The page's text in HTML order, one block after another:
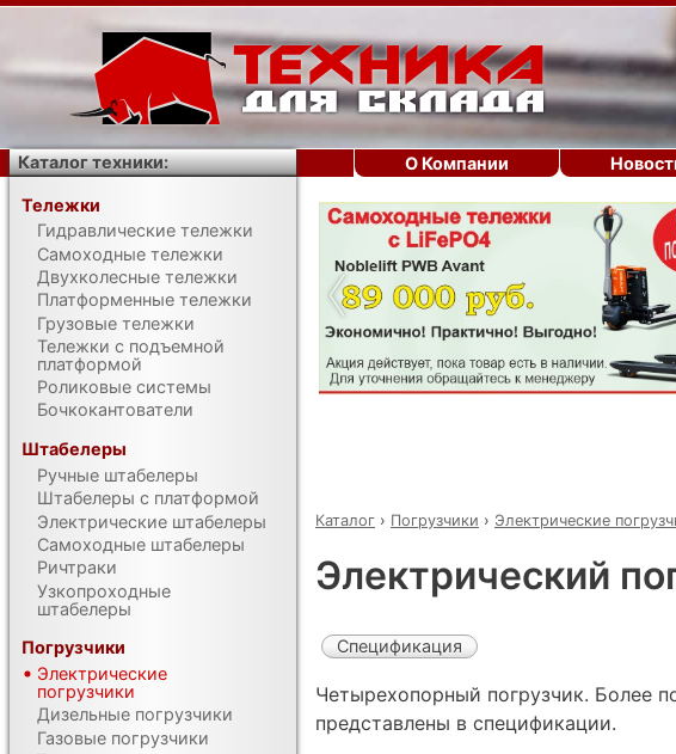
‹
Каталог › Погрузчики › Электрические
Электрический
Спецификация
Четырехопорный погрузчик. Более
представлены в спецификации.
О Компании
Каталог техники:
Тележки
Гидравлические тележки
Самоходные тележки
Двухколесные тележки
Платформенные тележки
Грузовые тележки
Тележки с подъемной
платформой
Роликовые системы
Бочкокантователи
Штабелеры
Ручные штабелеры
Штабелеры с платформой
Электрические штабелеры
Самоходные штабелеры
Ричтраки
Узкопроходные
штабелеры
Погрузчики
Электрические
погрузчики
Дизельные погрузчики
Газовые погрузчики